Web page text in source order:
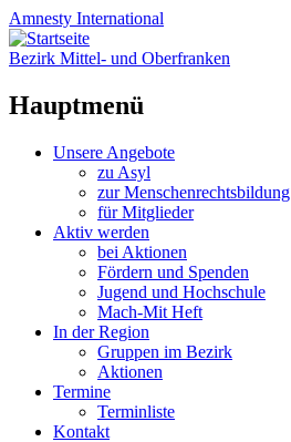
Amnesty International
Bezirk Mittel- und Oberfranken
Hauptmenü
Zum
Unsere Angebote
zu Asyl
zur Menschenrechtsbildung
für Mitglieder
Aktiv werden
bei Aktionen
Fördern und Spenden
Jugend und Hochschule
Mach-Mit Heft
In der Region
Gruppen im Bezirk
Aktionen
Termine
Terminliste
Kontakt